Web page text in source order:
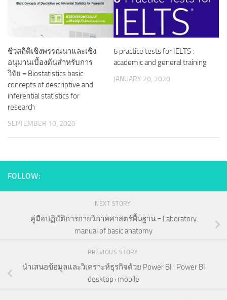
ชีวสถิติเชิงพรรณนาและเชิง
อนุมานเบื้องต้นสำหรับการ
วิจัย = Biostatistics basic
concepts of descriptive and
inferential statistics for
research
SEPTEMBER 10, 2020
6 practice tests for IELTS :
academic and general training
JANUARY 20, 2020
FOLLOW:
NEXT STORY
คู่มือปฏิบัติการกายวิภาคศาสตร์พื้นฐาน = Laboratory
manual of basic anatomy
PREVIOUS STORY
นำเสนอข้อมูลและวิเคราะห์ธุรกิจด้วย Power BI : Power BI
desktop+mobile